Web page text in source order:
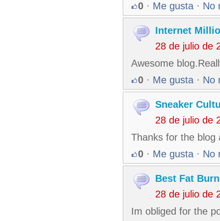
0 · Me gusta · No
Internet
28 de julio de
Awesome
0 · Me gusta · No
Sneaker
28 de julio de
Thanks for the blog
0 · Me gusta · No
Best Fat
28 de julio de
Im obliged for the